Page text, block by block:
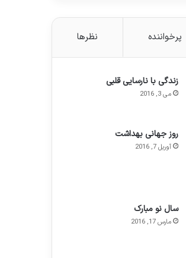
پرخواننده نظرها
زندگی با نارسایی قلبی
می 3, 2016
روز جهانی بهداشت
آوریل 7, 2016
سال نو مبارک
مارس 17, 2016